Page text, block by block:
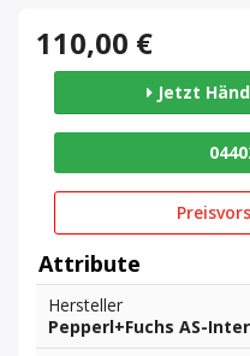
110,00 €
Jetzt
Attribute
Hersteller
Pepperl+Fuchs AS-